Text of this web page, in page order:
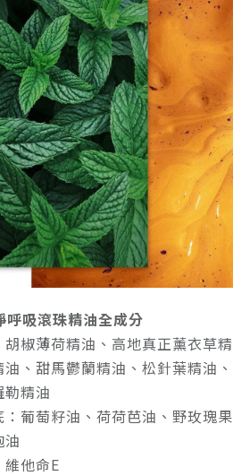
吸滾珠精油全成分
椒薄荷精油、高地真正薰衣草精
、甜馬鬱蘭精油、松針葉精油、
精油
葡萄籽油、荷荷芭油、野玫瑰果
油
他命E